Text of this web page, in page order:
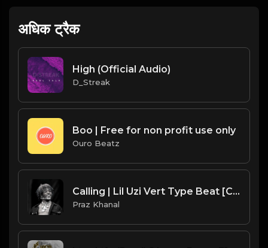
अधिक ट्रैक
High (Official Audio)
D_Streak
Boo | Free for non profit use only
Ouro Beatz
Calling | Lil Uzi Vert Type Beat [Copyright Free Music]
Praz Khanal